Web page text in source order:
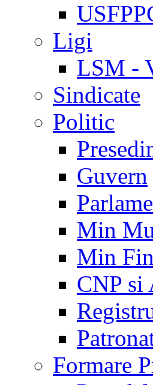
Ligi
LSM -
Sindicate
Politic
Guvern
Min
Min
CNP si
Formare